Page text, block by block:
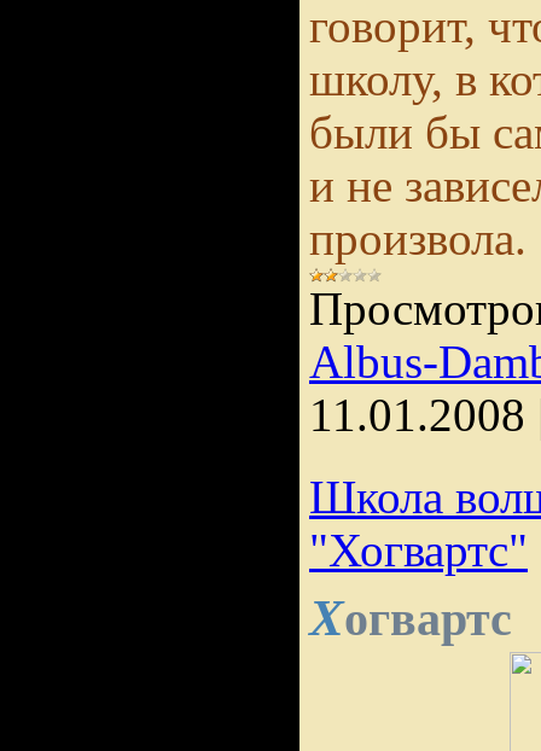
говорит,
школу, в
были бы
и не
произвола.
Albus-
11.01.2008
Школа
"Хогвартс"
Хогвартс